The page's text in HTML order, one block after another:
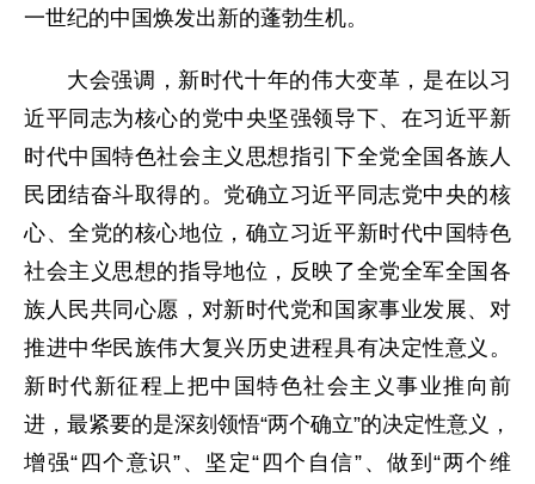
一世纪的中国焕发出新的蓬勃生机。
大会强调，新时代十年的伟大变革，是在以习
近平同志为核心的党中央坚强领导下、在习近平新
时代中国特色社会主义思想指引下全党全国各族人
民团结奋斗取得的。党确立习近平同志党中央的核
心、全党的核心地位，确立习近平新时代中国特色
社会主义思想的指导地位，反映了全党全军全国各
族人民共同心愿，对新时代党和国家事业发展、对
推进中华民族伟大复兴历史进程具有决定性意义。
新时代新征程上把中国特色社会主义事业推向前
进，最紧要的是深刻领悟“两个确立”的决定性意义，
增强“四个意识”、坚定“四个自信”、做到“两个维